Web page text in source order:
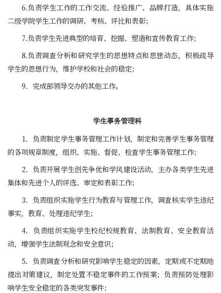
6.负责学生工作的工作交流、经验推广、品牌打造，具体实施
二级学院学生工作的调研、考核、评比和表彰；
7.负责学生先进典型的培育、挖掘、塑造和宣传教育工作；
8.负责调查分析和研究学生的思想特点和思想动态，积极疏导
学生的思想行为，维护学校和社会的稳定；
9．完成部领导交办的其他工作。
学生事务管理科
1．负责制定学生事务管理工作计划，制定和完善学生事务管理
的各项规章制度，组织、实施、督促、检查学生事务管理工作；
2．负责开展学生创先争优和学风建设活动，主办各类学生先进
集体和先进个人的评选、审定和表彰工作；
3．负责组织实施学生行为教育与管理工作，调查核实学生违纪
事实，教育、处理违纪学生；
4．负责组织实施学生校纪校规教育、法制教育、安全教育活
动，增强学生法制观念和安全意识；
5．负责调查分析和研究影响学生稳定的因素，定期或不定期地
提出对策建议，制定处置不稳定事件的工作预案；负责预防处理影
响学生安全稳定的各类突发事件；